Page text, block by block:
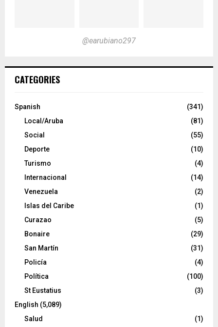
@earubiano297
CATEGORIES
Spanish
(341)
Local/Aruba
(81)
Social
(55)
Deporte
(10)
Turismo
(4)
Internacional
(14)
Venezuela
(2)
Islas del Caribe
(1)
Curazao
(5)
Bonaire
(29)
San Martín
(31)
Policía
(4)
Política
(100)
St Eustatius
(3)
English (5,089)
Salud
(1)